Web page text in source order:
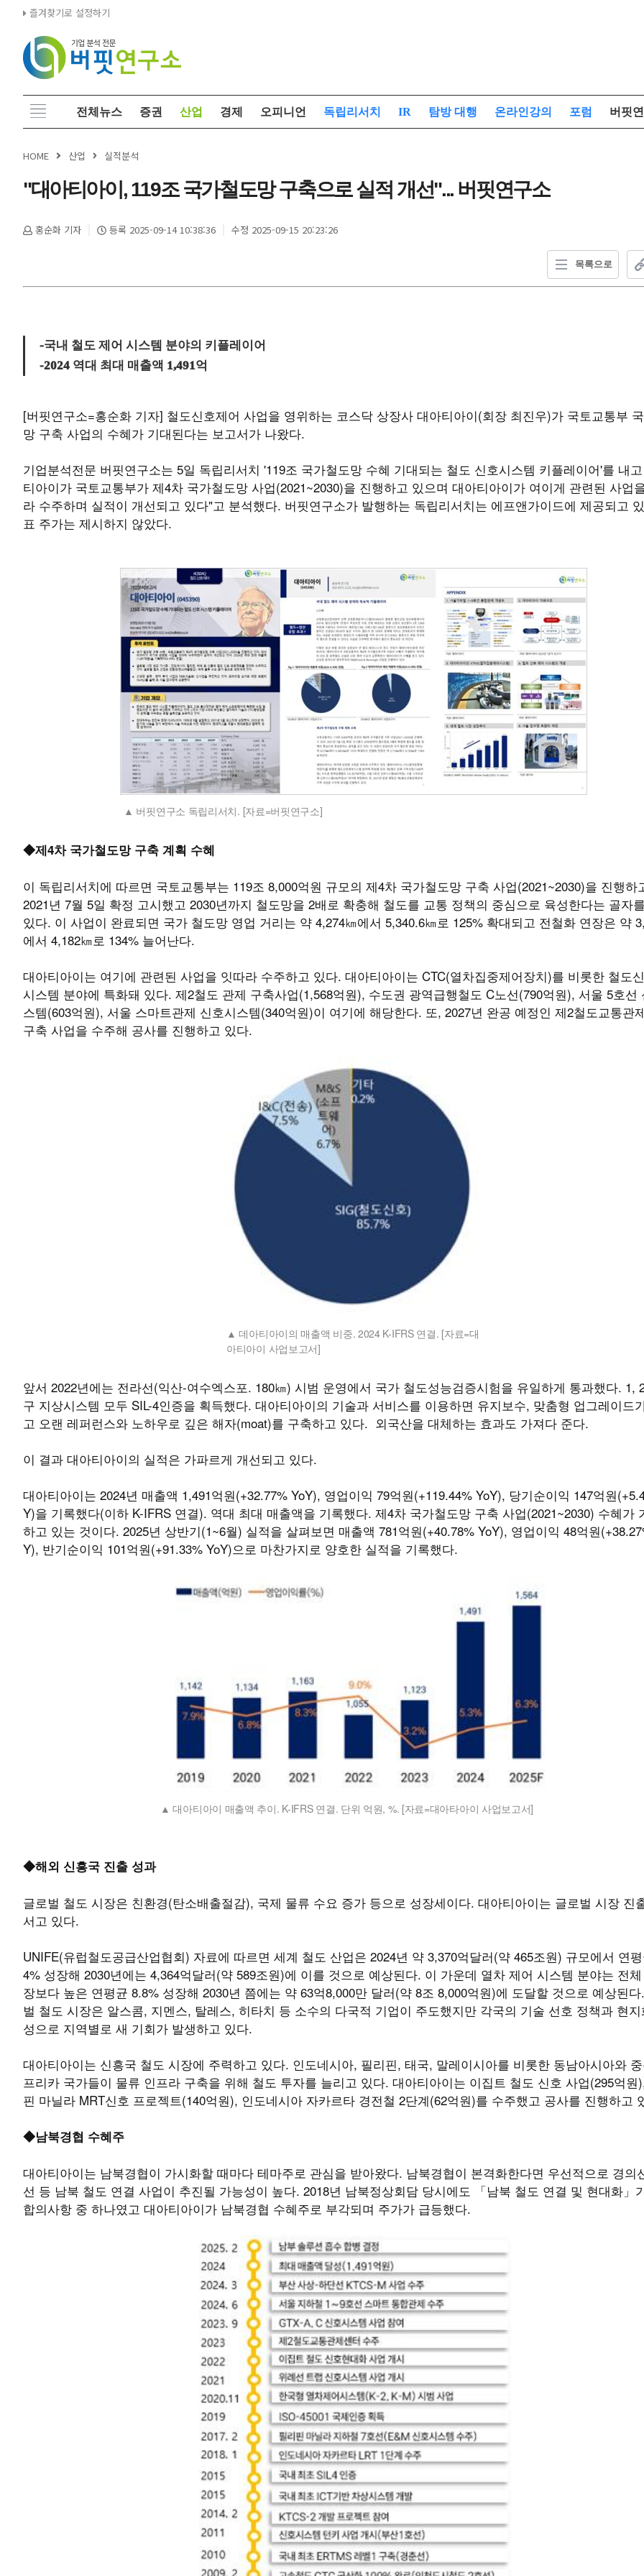
즐겨찾기로 설정하기
전체뉴스 증권 산업 경제 오피니언 독립리서치 IR 탐방 대행 온라인강의 포럼 버핏
HOME 산업 실적분석
"대아티아이, 119조 국가철도망 구축으로 실적 개선"... 버핏연구소
홍순화 기자 등록 2025-09-14 10:38:36 수정 2025-09-15 20:23:26
목록으로
-국내 철도 제어 시스템 분야의 키플레이어
-2024 역대 최대 매출액 1,491억
[버핏연구소=홍순화 기자] 철도신호제어 사업을 영위하는 코스닥 상장사 대아티아이(회장 최진우)가 국토교통부
망 구축 사업의 수혜가 기대된다는 보고서가 나왔다.
기업분석전문 버핏연구소는 5일 독립리서치 '119조 국가철도망 수혜 기대되는 철도 신호시스템 키플레이어'를 내
티아이가 국토교통부가 제4차 국가철도망 사업(2021~2030)을 진행하고 있으며 대아티아이가 여이게 관련된 사업
라 수주하며 실적이 개선되고 있다"고 분석했다. 버핏연구소가 발행하는 독립리서치는 에프앤가이드에 제공되고
표 주가는 제시하지 않았다.
버핏연구소 독립리서치. [자료=버핏연구소]
◆제4차 국가철도망 구축 계획 수혜
이 독립리서치에 따르면 국토교통부는 119조 8,000억원 규모의 제4차 국가철도망 구축 사업(2021~2030)을 진행하
2021년 7월 5일 확정 고시했고 2030년까지 철도망을 2배로 확충해 철도를 교통 정책의 중심으로 육성한다는 골자
있다. 이 사업이 완료되면 국가 철도망 영업 거리는 약 4,274㎞에서 5,340.6㎞로 125% 확대되고 전철화 연장은 약
에서 4,182㎞로 134% 늘어난다.
대아티아이는 여기에 관련된 사업을 잇따라 수주하고 있다. 대아티아이는 CTC(열차집중제어장치)를 비롯한 철도
시스템 분야에 특화돼 있다. 제2철도 관제 구축사업(1,568억원), 수도권 광역급행철도 C노선(790억원), 서울 5호선
스템(603억원), 서울 스마트관제 신호시스템(340억원)이 여기에 해당한다. 또, 2027년 완공 예정인 제2철도교통관
구축 사업을 수주해 공사를 진행하고 있다.
데아티아이의 매출액 비중. 2024 K-IFRS 연결. [자료=대
아티아이 사업보고서]
앞서 2022년에는 전라선(익산-여수엑스포. 180㎞) 시범 운영에서 국가 철도성능검증시험을 유일하게 통과했다. 1,
구 지상시스템 모두 SIL-4인증을 획득했다. 대아티아이의 기술과 서비스를 이용하면 유지보수, 맞춤형 업그레이드
고 오랜 레퍼런스와 노하우로 깊은 해자(moat)를 구축하고 있다. 외국산을 대체하는 효과도 가져다 준다.
이 결과 대아티아이의 실적은 가파르게 개선되고 있다.
대아티아이는 2024년 매출액 1,491억원(+32.77% YoY), 영업이익 79억원(+119.44% YoY), 당기순이익 147억원
Y)을 기록했다(이하 K-IFRS 연결). 역대 최대 매출액을 기록했다. 제4차 국가철도망 구축 사업(2021~2030) 수혜가
하고 있는 것이다. 2025년 상반기(1~6월) 실적을 살펴보면 매출액 781억원(+40.78% YoY), 영업이익 48억원
Y), 반기순이익 101억원(+91.33% YoY)으로 마찬가지로 양호한 실적을 기록했다.
대아티아이 매출액 추이. K-IFRS 연결. 단위 억원, %. [자료=대아타아이 사업보고서]
◆해외 신흥국 진출 성과
글로벌 철도 시장은 친환경(탄소배출절감), 국제 물류 수요 증가 등으로 성장세이다. 대아티아이는 글로벌 시장 진
서고 있다.
UNIFE(유럽철도공급산업협회) 자료에 따르면 세계 철도 산업은 2024년 약 3,370억달러(약 465조원) 규모에서 연
4% 성장해 2030년에는 4,364억달러(약 589조원)에 이를 것으로 예상된다. 이 가운데 열차 제어 시스템 분야는 전
장보다 높은 연평균 8.8% 성장해 2030년 쯤에는 약 63억8,000만 달러(약 8조 8,000억원)에 도달할 것으로 예상된
벌 철도 시장은 알스콤, 지멘스, 탈레스, 히타치 등 소수의 다국적 기업이 주도했지만 각국의 기술 선호 정책과 현
성으로 지역별로 새 기회가 발생하고 있다.
대아티아이는 신흥국 철도 시장에 주력하고 있다. 인도네시아, 필리핀, 태국, 말레이시아를 비롯한 동남아시아와
프리카 국가들이 물류 인프라 구축을 위해 철도 투자를 늘리고 있다. 대아티아이는 이집트 철도 신호 사업(295억원
핀 마닐라 MRT신호 프로젝트(140억원), 인도네시아 자카르타 경전철 2단계(62억원)를 수주했고 공사를 진행하고
◆남북경협 수혜주
대아티아이는 남북경협이 가시화할 때마다 테마주로 관심을 받아왔다. 남북경협이 본격화한다면 우선적으로 경의
선 등 남북 철도 연결 사업이 추진될 가능성이 높다. 2018년 남북정상회담 당시에도 「남북 철도 연결 및 현대화」
합의사항 중 하나였고 대아티아이가 남북경협 수혜주로 부각되며 주가가 급등했다.